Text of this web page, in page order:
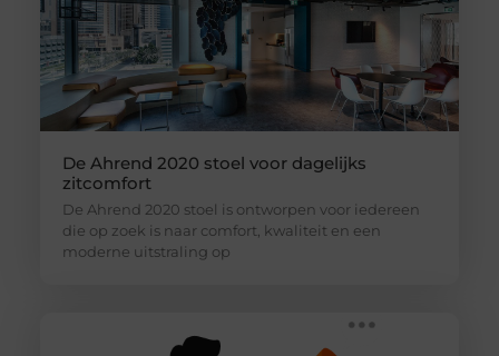
De Ahrend 2020 stoel voor dagelijks
zitcomfort
De Ahrend 2020 stoel is ontworpen voor iedereen
die op zoek is naar comfort, kwaliteit en een
moderne uitstraling op